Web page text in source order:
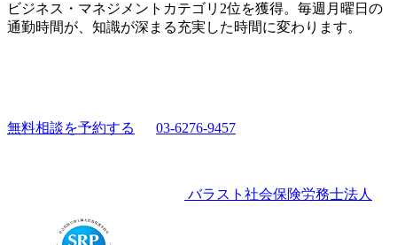
ビジネス・マネジメントカテゴリ2位を獲得。毎週月曜日の
通勤時間が、知識が深まる充実した時間に変わります。
無料相談を予約する 03-6276-9457
バラスト社会保険労務士法人